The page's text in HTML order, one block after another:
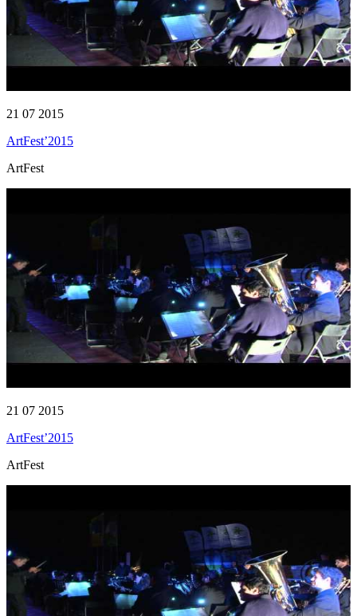
21 07 2015
ArtFest’2015
ArtFest
21 07 2015
ArtFest’2015
ArtFest